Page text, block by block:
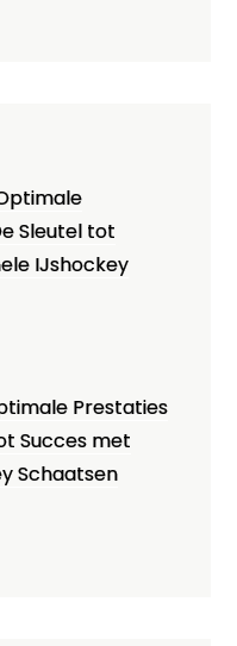
Sleutel tot
IJshockey
Prestaties
Succes met
Schaatsen